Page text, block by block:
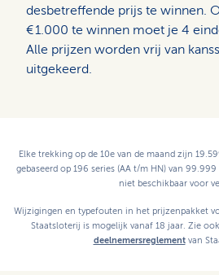
desbetreffende prijs te winnen.
€ 1.000 te winnen moet je 4
Alle prijzen worden vrij van
uitgekeerd.
Elke trekking op de 10e van de maand zijn
gebaseerd op 196 series (AA t/m HN) van
niet beschikbaar voor
Wijzigingen en typefouten in het prijzenpakket
Staatsloterij is mogelijk vanaf 18 jaar. Zie ook
deelnemersreglementvan